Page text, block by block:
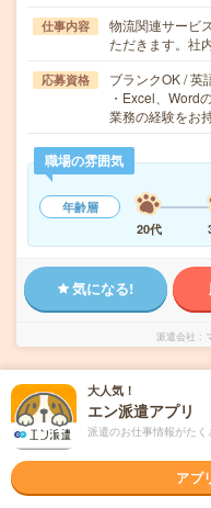
仕事内容
物流関連サービ
ただきます。社
応募資格
ブランクOK / 英
・Excel、Word
業務の経験をお
職場の雰囲気
年齢層
20代
気になる!
派遣会社
未読 掲載日 2026/08/10
≫人気の外資系企
成など
大人気！
エン派遣アプリ
派遣のお仕事情報がたく
アプ